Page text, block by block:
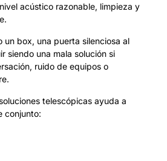
acústico razonable, limpieza y
un box, una puerta silenciosa al
siendo una mala solución si
ruido de equipos o
telescópicas ayuda a
conjunto: